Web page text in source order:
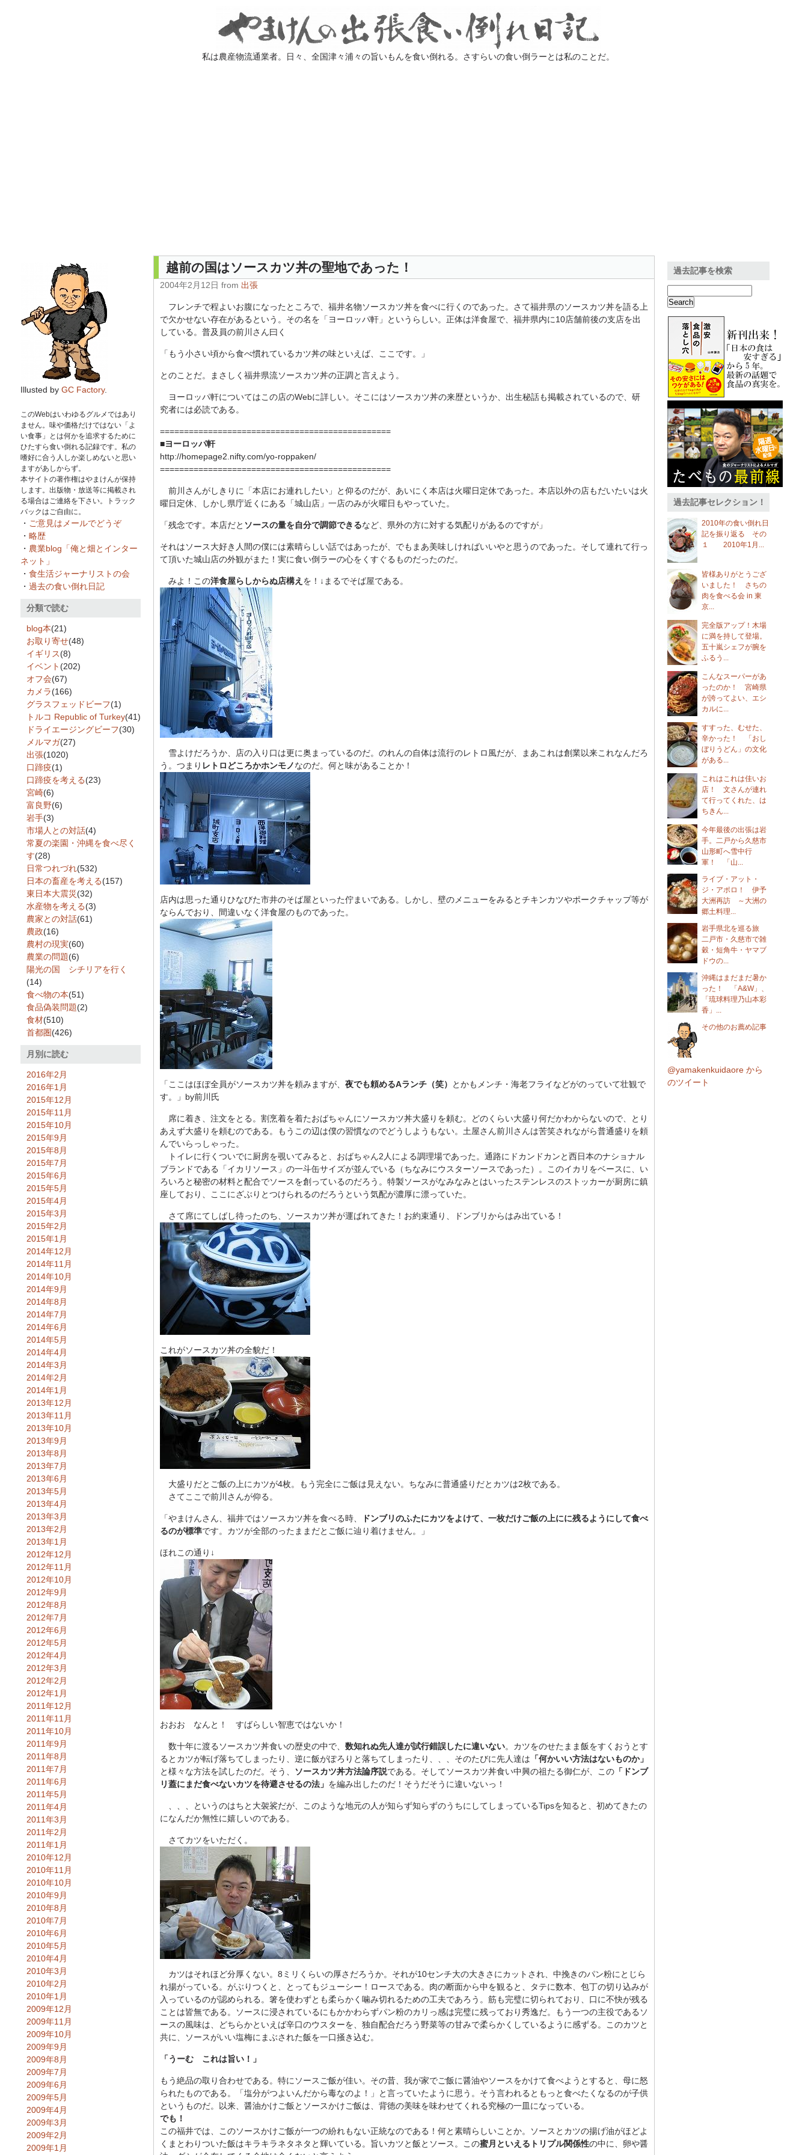
私は農産物流通業者。日々、全国津々浦々の旨いもんを食い倒れる。さすらいの食い倒ラーとは私のことだ。
越前の国はソースカツ丼の聖地であった！
2004年2月12日 from 出張
フレンチで程よいお腹になったところで、福井名物ソースカツ丼を食べに行くのであった。さて福井県のソースカツ丼を語る上
で欠かせない存在があるという。その名を「ヨーロッパ軒」というらしい。正体は洋食屋で、福井県内に10店舗前後の支店を出
している。普及員の前川さん曰く
「もう小さい頃から食べ慣れているカツ丼の味といえば、ここです。」
とのことだ。まさしく福井県流ソースカツ丼の正調と言えよう。
ヨーロッパ軒についてはこの店のWebに詳しい。そこにはソースカツ丼の来歴というか、出生秘話も掲載されているので、研
究者には必読である。
================================================
■ヨーロッパ軒
http://homepage2.nifty.com/yo-roppaken/
================================================
前川さんがしきりに「本店にお連れしたい」と仰るのだが、あいにく本店は火曜日定休であった。本店以外の店もだいたいは火
曜日定休、しかし県庁近くにある「城山店」一店のみが火曜日もやっていた。
「残念です。本店だと ソースの量を自分で調節できるなど、県外の方に対する気配りがあるのですが」
それはソース大好き人間の僕には素晴らしい話ではあったが、でもまあ美味しければいいやと思うのであった。そして連れて行っ
て頂いた城山店の外観がまた！実に食い倒ラーの心をくすぐるものだったのだ。
みよ！この洋食屋らしからぬ店構え を！↓まるでそば屋である。
雪よけだろうか、店の入り口は更に奥まっているのだ。のれんの自体は流行のレトロ風だが、まあこれは創業以来これなんだろ
う。つまり レトロどころかホンモノなのだ。何と味があることか！
店内は思った通りひなびた市井のそば屋といった佇まいである。しかし、壁のメニューをみるとチキンカツやポークチャップ等が
ならんでおり、間違いなく洋食屋のものであった。
「ここはほぼ全員がソースカツ丼を頼みますが、 夜でも頼めるAランチ（笑）
とかもメンチ・海老フライなどがのっていて壮観で
す。」by前川氏
席に着き、注文をとる。割烹着を着たおばちゃんにソースカツ丼大盛りを頼む。どのくらい大盛り何だかわからないので、とり
あえず大盛りを頼むのである。もうこの辺は僕の習慣なのでどうしようもない。土屋さん前川さんは苦笑されながら普通盛りを頼
んでいらっしゃった。
トイレに行くついでに厨房を覗いてみると、おばちゃん2人による調理場であった。通路にドカンドカンと西日本のナショナル
ブランドである「イカリソース」の一斗缶サイズが並んでいる（ちなみにウスターソースであった）。このイカリをベースに、い
ろいろと秘密の材料と配合でソースを創っているのだろう。特製ソースがなみなみとはいったステンレスのストッカーが厨房に鎮
座しており、ここにざぶりとつけられるのだろうという気配が濃厚に漂っていた。
さて席にてしばし待ったのち、ソースカツ丼が運ばれてきた！お約束通り、ドンブリからはみ出ている！
これがソースカツ丼の全貌だ！
大盛りだとご飯の上にカツが4枚。もう完全にご飯は見えない。ちなみに普通盛りだとカツは2枚である。
さてここで前川さんが仰る。
「やまけんさん、福井ではソースカツ丼を食べる時、
ドンブリのふたにカツをよけて、一枚だけご飯の上にに残るようにして食べ
るのが標準です。カツが全部のったままだとご飯に辿り着けません。」
ほれこの通り↓
おおお なんと！ すばらしい智恵ではないか！
数十年に渡るソースカツ丼食いの歴史の中で、 数知れぬ先人達が試行錯誤したに違いない。カツをのせたまま飯をすくおうとす
るとカツが転げ落ちてしまったり、逆に飯がぽろりと落ちてしまったり、、、そのたびに先人達は 「何かいい方法はないものか」
と様々な方法を試したのだ。そう、
ソースカツ丼方法論序説である。そしてソースカツ丼食い中興の祖たる御仁が、この「ドンブ
リ蓋にまだ食べないカツを待避させるの法」 を編み出したのだ！そうだそうに違いないっ！
、、、というのはちと大袈裟だが、このような地元の人が知らず知らずのうちにしてしまっているTipsを知ると、初めてきたの
になんだか無性に嬉しいのである。
さてカツをいただく。
カツはそれほど分厚くない。8ミリくらいの厚さだろうか。それが10センチ大の大きさにカットされ、中挽きのパン粉にとじら
れ揚がっている。がぶりつくと、とってもジューシー！ロースである。肉の断面から中を観ると、タテに数本、包丁の切り込みが
入っているのが認められる。箸を使わずとも柔らかく噛み切れるための工夫であろう。筋も完璧に切られており、口に不快が残る
ことは皆無である。ソースに浸されているにもかかわらずパン粉のカリっ感は完璧に残っており秀逸だ。もう一つの主役であるソ
ースの風味は、どちらかといえば辛口のウスターを、独自配合だろう野菜等の甘みで柔らかくしているように感ずる。このカツと
共に、ソースがいい塩梅にまぶされた飯を一口掻き込む。
「うーむ これは旨い！」
もう絶品の取り合わせである。特にソースご飯が佳い。その昔、我が家でご飯に醤油やソースをかけて食べようとすると、母に怒
られたものである。「塩分がつよいんだから毒なのよ！」と言っていたように思う。そう言われるともっと食べたくなるのが子供
というものだ。以来、醤油かけご飯とソースかけご飯は、背徳の美味を味わせてくれる究極の一皿になっている。
でも！
この福井では、このソースかけご飯が一つの紛れもない正統なのである！何と素晴らしいことか。ソースとカツの揚げ油がほどよ
くまとわりついた飯はキラキラネタネタと輝いている。旨いカツと飯とソース。この蜜月といえるトリプル関係性の中に、卵や醤
Illusted by GC Factory.
このWebはいわゆるグルメではあり
ません。味や価格だけではない「よ
い食事」とは何かを追求するために
ひたすら食い倒れる記録です。私の
嗜好に合う人しか楽しめないと思い
ますがあしからず。
本サイトの著作権はやまけんが保持
します。出版物・放送等に掲載され
る場合はご連絡を下さい。トラック
バックはご自由に。
・ ご意見はメールでどうぞ
・ 略歴
・ 農業blog「俺と畑とインター
ネット」
・ 食生活ジャーナリストの会
・ 過去の食い倒れ日記
分類で読む
blog本(21)
お取り寄せ(48)
イギリス(8)
イベント (202)
オフ会(67)
カメラ(166)
グラスフェッドビーフ(1)
トルコ Republic of Turkey(41)
ドライエージングビーフ(30)
メルマガ(27)
出張(1020)
口蹄疫(1)
口蹄疫を考える(23)
宮崎(6)
富良野(6)
岩手(3)
市場人との対話(4)
常夏の楽園・沖縄を食べ尽く
す(28)
日常つれづれ(532)
日本の畜産を考える(157)
東日本大震災(32)
水産物を考える(3)
農家との対話(61)
農政(16)
農村の現実(60)
農業の問題(6)
陽光の国 シチリアを行く
(14)
食べ物の本(51)
食品偽装問題(2)
食材(510)
首都圏(426)
月別に読む
2016年2月
2016年1月
2015年12月
2015年11月
2015年10月
2015年9月
2015年8月
2015年7月
2015年6月
2015年5月
2015年4月
2015年3月
2015年2月
2015年1月
2014年12月
2014年11月
2014年10月
2014年9月
2014年8月
2014年7月
2014年6月
2014年5月
2014年4月
2014年3月
2014年2月
2014年1月
2013年12月
2013年11月
2013年10月
2013年9月
2013年8月
2013年7月
2013年6月
2013年5月
2013年4月
2013年3月
2013年2月
2013年1月
2012年12月
2012年11月
2012年10月
2012年9月
2012年8月
2012年7月
2012年6月
2012年5月
2012年4月
2012年3月
2012年2月
2012年1月
2011年12月
2011年11月
2011年10月
2011年9月
2011年8月
2011年7月
2011年6月
2011年5月
2011年4月
2011年3月
2011年2月
2011年1月
2010年12月
2010年11月
2010年10月
2010年9月
2010年8月
2010年7月
2010年6月
2010年5月
2010年4月
2010年3月
2010年2月
2010年1月
2009年12月
2009年11月
2009年10月
2009年9月
2009年8月
2009年7月
2009年6月
2009年5月
2009年4月
2009年3月
2009年2月
2009年1月
過去記事を検索
過去記事セレクション！
2010年の食い倒れ日
記を振り返る その
１ 2010年1月...
皆様ありがとうござ
いました！ さちの
肉を食べる会 in 東
京...
完全版アップ！木場
に満を持して登場。
五十嵐シェフが腕を
ふるう...
こんなスーパーがあ
ったのか！ 宮崎県
が誇ってよい、エシ
カルに...
すすった、むせた、
辛かった！ 「おし
ぼりうどん」の文化
がある...
これはこれは佳いお
店！ 文さんが連れ
て行ってくれた、は
ちきん...
今年最後の出張は岩
手。二戸から久慈市
山形町へ雪中行
軍！ 「山...
ライブ・アット・
ジ・アポロ！ 伊予
大洲再訪 ～大洲の
郷土料理...
岩手県北を巡る旅
二戸市・久慈市で雑
穀・短角牛・ヤマブ
ドウの...
沖縄はまだまだ暑か
った！ 「A&W」、
「琉球料理乃山本彩
香」...
その他のお薦め記事
@yamakenkuidaore から
のツイート